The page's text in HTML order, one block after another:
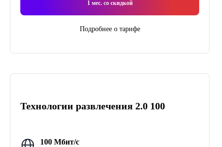
1мес. со скидкой
Подробнее о тарифе
Технологии развлечения 2.0 100
100 Мбит/с